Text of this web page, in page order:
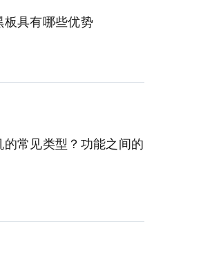
板具有哪些优势
的常见类型？功能之间的